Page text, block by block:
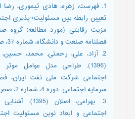
تعیین رابطه بین مسئولیت¬پذیری
مزیت رقابتی (مورد مطالعه: گروه
فصلنامه صنعت و دانشگاه، شماره 37، صص 44-35.
2. آزاد، علی، رحمتی. محمد،
(1396). طراحی مدل عوامل
اجتماعی شرکت ملی نفت ایران،
سرمایه اجتماعی. دوره 4، شماره 2، صص 181-197.
3. بهرامی، اصلان
اجتماعی و ابعاد نوین مسئولیت